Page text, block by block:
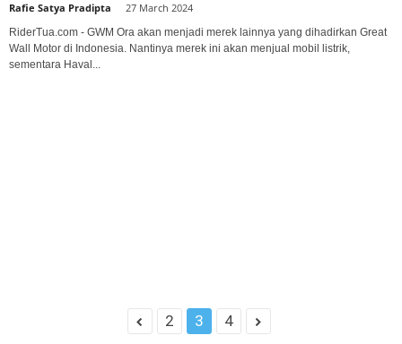
Rafie Satya Pradipta 27 March 2024
RiderTua.com - GWM Ora akan menjadi merek lainnya yang dihadirkan Great
Wall Motor di Indonesia. Nantinya merek ini akan menjual mobil listrik,
sementara Haval...
2 3 4